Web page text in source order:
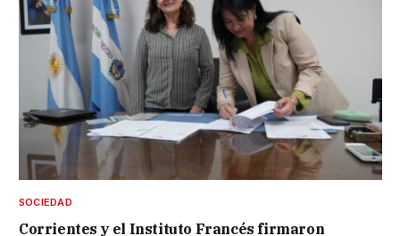
SOCIEDAD
Corrientes y el Instituto Francés firmaron